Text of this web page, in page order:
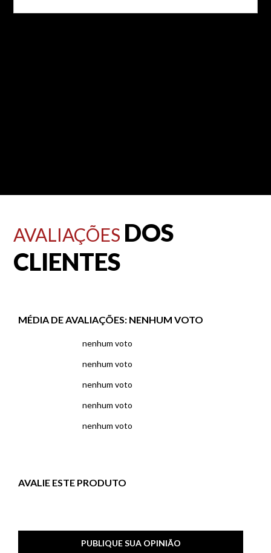
AVALIAÇÕES DOS
CLIENTES
MÉDIA DE AVALIAÇÕES: NENHUM VOTO
nenhum voto
nenhum voto
nenhum voto
nenhum voto
nenhum voto
AVALIE ESTE PRODUTO
PUBLIQUE SUA OPINIÃO